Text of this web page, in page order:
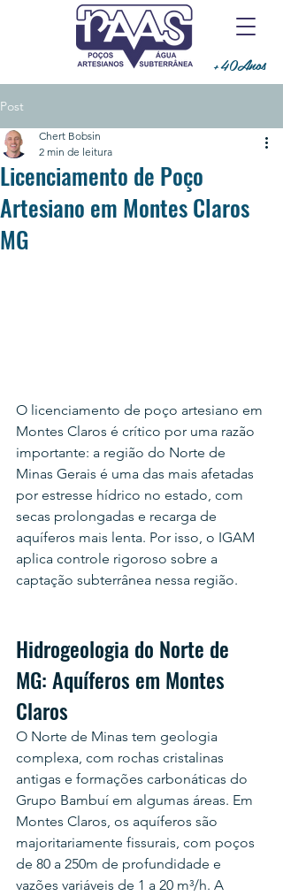
+40Anos
Post
Licenciamento de Poço
Artesiano em Montes Claros
MG
Chert Bobsin
2 min de leitura
O licenciamento de poço artesiano em
Montes Claros é crítico por uma razão
importante: a região do Norte de
Minas Gerais é uma das mais afetadas
por estresse hídrico no estado, com
secas prolongadas e recarga de
aquíferos mais lenta. Por isso, o IGAM
aplica controle rigoroso sobre a
captação subterrânea nessa região.
Hidrogeologia do Norte de
MG: Aquíferos em Montes
Claros
O Norte de Minas tem geologia
complexa, com rochas cristalinas
antigas e formações carbonáticas do
Grupo Bambuí em algumas áreas. Em
Montes Claros, os aquíferos são
majoritariamente fissurais, com poços
de 80 a 250m de profundidade e
vazões variáveis de 1 a 20 m³/h. A